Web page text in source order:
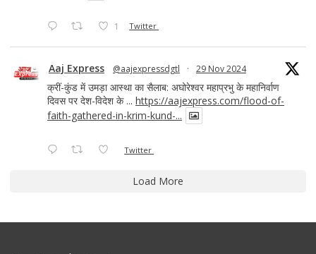
1 Twitter
Aaj Express @aajexpressdgtl · 29 Nov 2024
क्रीं-कुंड में उमड़ा आस्था का सैलाब: अघोरेश्वर महाप्रभु के महानिर्वाण
दिवस पर देश-विदेश के ... https://aajexpress.com/flood-of-
faith-gathered-in-krim-kund-...
Twitter
Load More